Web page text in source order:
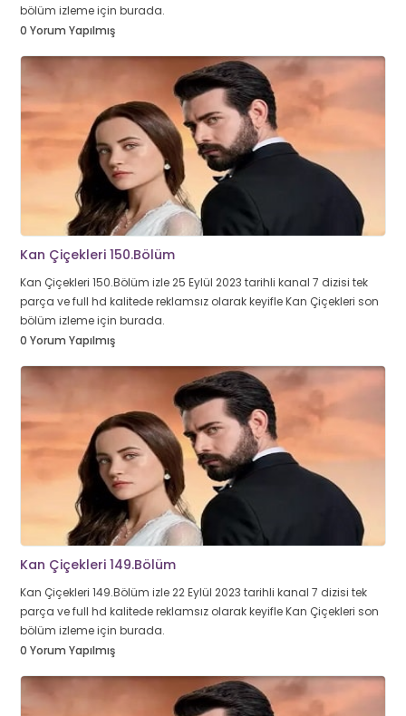
bölüm izleme için burada.
0 Yorum Yapılmış
Kan Çiçekleri 150.Bölüm
Kan Çiçekleri 150.Bölüm izle 25 Eylül 2023 tarihli kanal 7 dizisi tek
parça ve full hd kalitede reklamsız olarak keyifle Kan Çiçekleri son
bölüm izleme için burada.
0 Yorum Yapılmış
Kan Çiçekleri 149.Bölüm
Kan Çiçekleri 149.Bölüm izle 22 Eylül 2023 tarihli kanal 7 dizisi tek
parça ve full hd kalitede reklamsız olarak keyifle Kan Çiçekleri son
bölüm izleme için burada.
0 Yorum Yapılmış